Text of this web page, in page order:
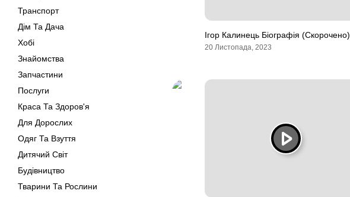
Транспорт
Дім Та Дача
Хобі
Знайомства
Запчастини
Послуги
Краса Та Здоров'я
Для Дорослих
Одяг Та Взуття
Дитячий Світ
Будівництво
Тварини Та Рослини
Ігор Калинець Біографія (Скорочено)
20 Листопада, 2023